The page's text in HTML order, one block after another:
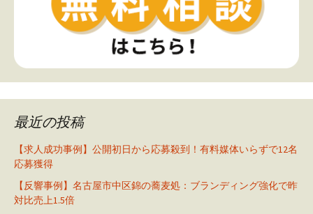
最近の投稿
【求人成功事例】公開初日から応募殺到！有料媒体いらずで12名
応募獲得
【反響事例】名古屋市中区錦の蕎麦処：ブランディング強化で昨
対比売上1.5倍